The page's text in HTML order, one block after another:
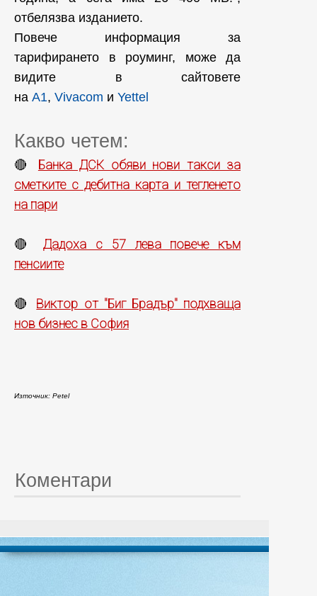
отбелязва изданието.
Повече информация за
тарифирането в роуминг, може да
видите в сайтовете
на A1, Vivacom и Yettel
Какво четем:
🔴 Банка ДСК обяви нови такси за
сметките с дебитна карта и тегленето
на пари
🔴 Дадоха с 57 лева повече към
пенсиите
🔴 Виктор от "Биг Брадър" подхваща
нов бизнес в София
Източник: Petel
Коментари